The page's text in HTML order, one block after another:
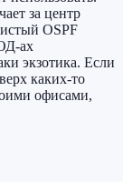
за центр
OSPF
ах
экзотика. Если
каких-то
офисами,